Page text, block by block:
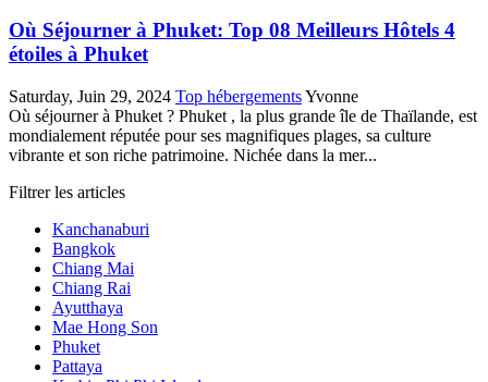
Où Séjourner à Phuket: Top 08 Meilleurs Hôtels 4
étoiles à Phuket
Saturday, Juin 29, 2024 Top hébergementsYvonne
Où séjourner à Phuket ? Phuket , la plus grande île de Thaïlande, est
mondialement réputée pour ses magnifiques plages, sa culture
vibrante et son riche patrimoine. Nichée dans la mer...
Filtrer les articles
Kanchanaburi
Bangkok
Chiang Mai
Chiang Rai
Ayutthaya
Mae Hong Son
Phuket
Pattaya